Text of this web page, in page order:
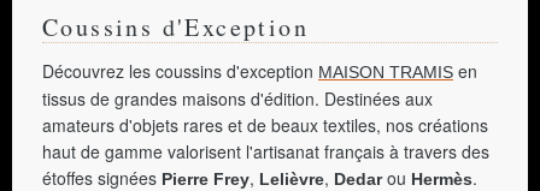
Coussins d'Exception
Découvrez les coussins d'exception MAISON TRAMIS en
tissus de grandes maisons d'édition. Destinées aux
amateurs d'objets rares et de beaux textiles, nos créations
haut de gamme valorisent l'artisanat français à travers des
étoffes signées Pierre Frey, Lelièvre, Dedarou Hermès.